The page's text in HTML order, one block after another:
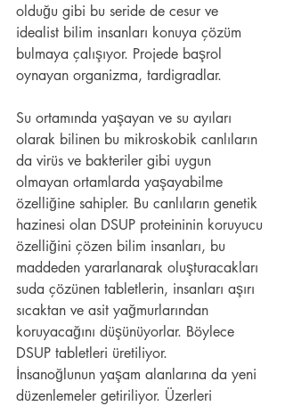
olduğu gibi bu seride de cesur ve
idealist bilim insanları konuya çözüm
bulmaya çalışıyor. Projede başrol
oynayan organizma, tardigradlar.
Su ortamında yaşayan ve su ayıları
olarak bilinen bu mikroskobik canlıların
da virüs ve bakteriler gibi uygun
olmayan ortamlarda yaşayabilme
özelliğine sahipler. Bu canlıların genetik
hazinesi olan DSUP proteininin koruyucu
özelliğini çözen bilim insanları, bu
maddeden yararlanarak oluşturacakları
suda çözünen tabletlerin, insanları aşırı
sıcaktan ve asit yağmurlarından
koruyacağını düşünüyorlar. Böylece
DSUP tabletleri üretiliyor.
İnsanoğlunun yaşam alanlarına da yeni
düzenlemeler getiriliyor. Üzerleri